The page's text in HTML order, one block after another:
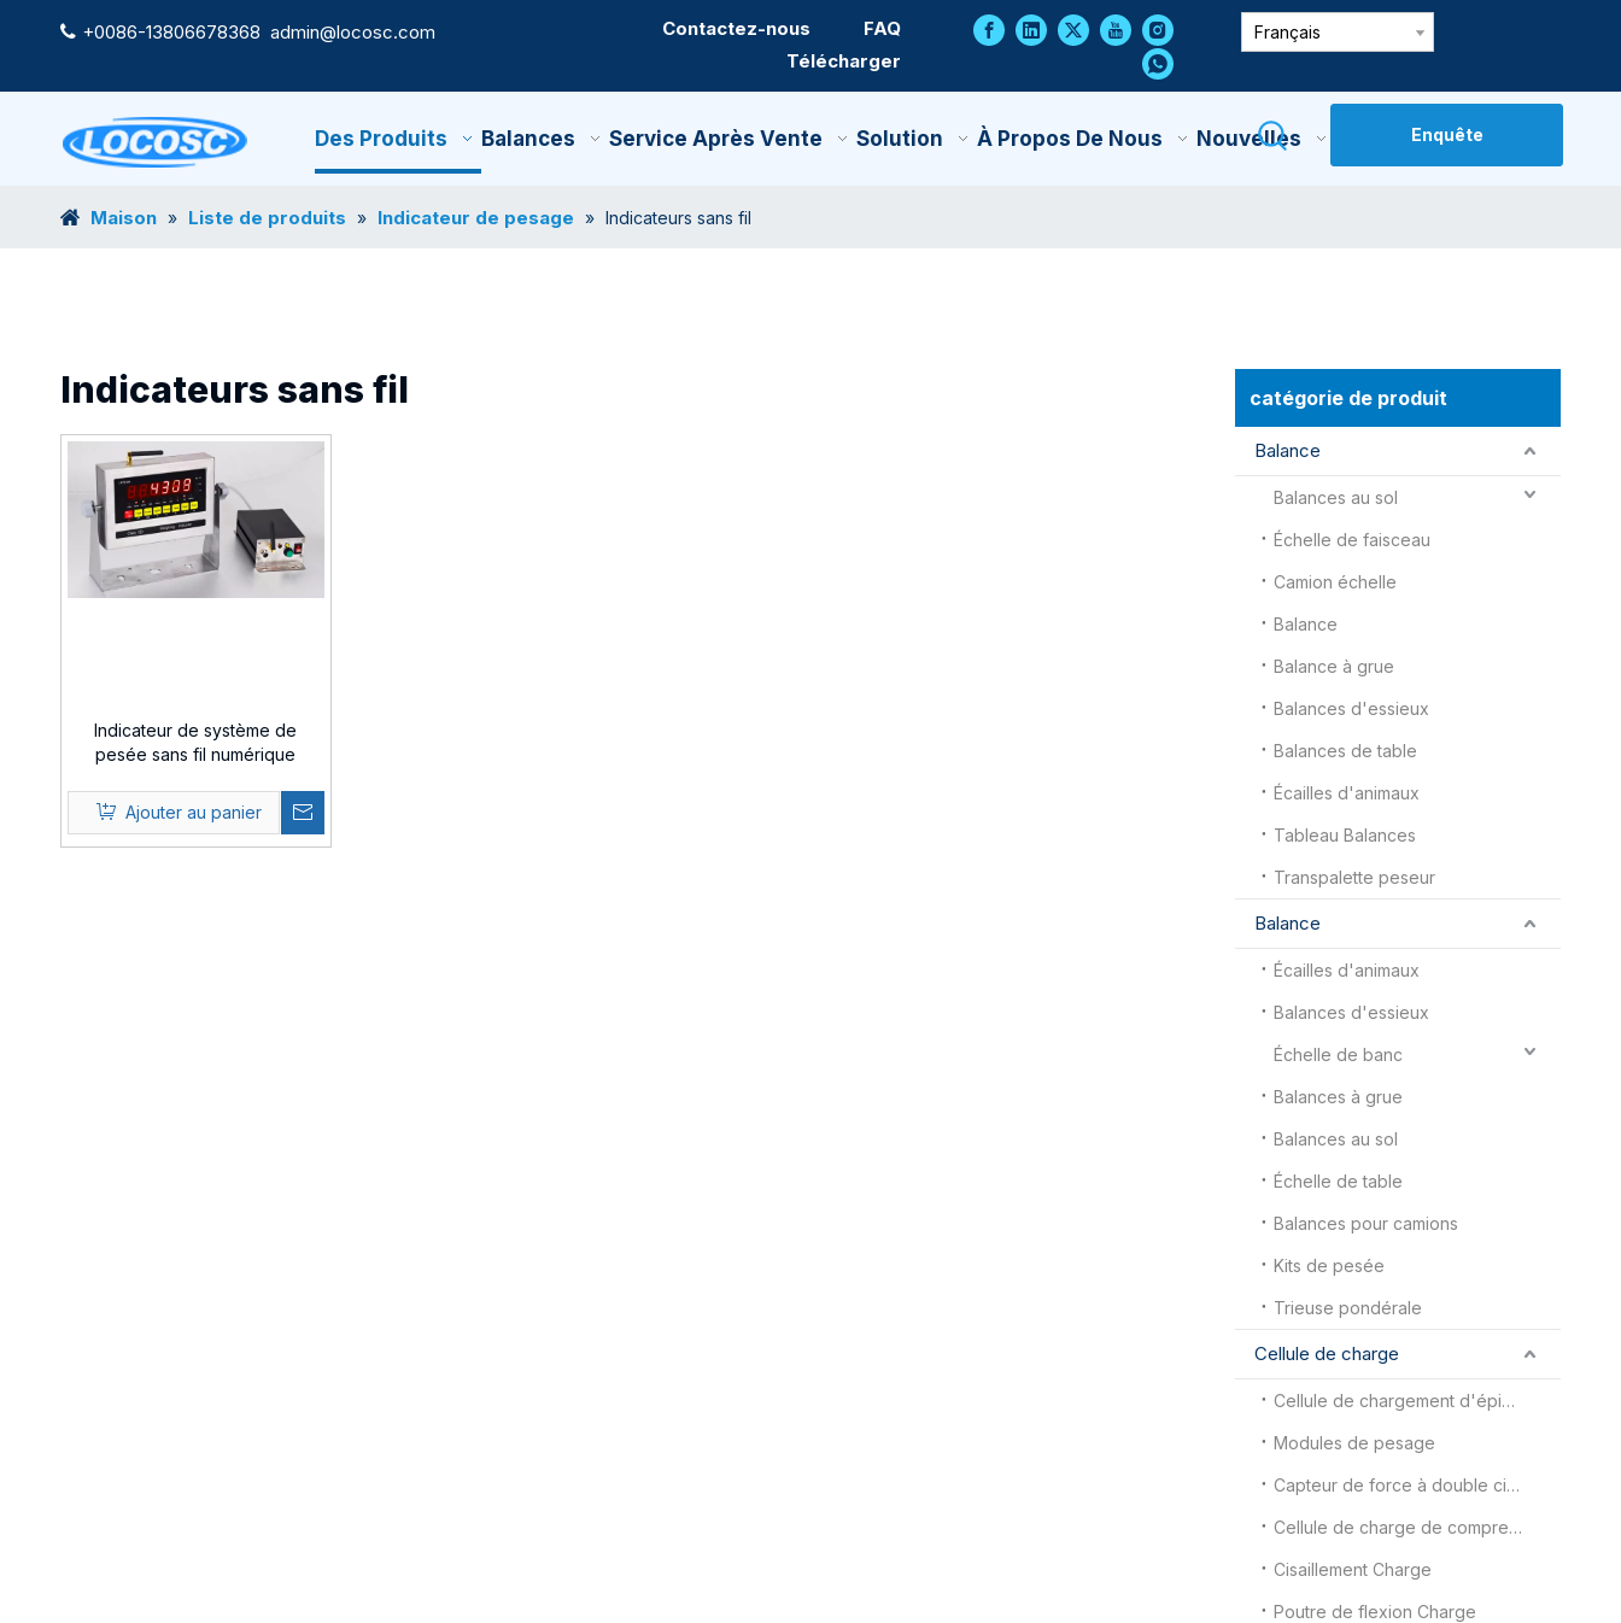
 +0086-13806678368 admin@locosc.com Contactez-nous
FAQ
Télécharger
Français
Des Produits Balances Service Après Vente Solution À Propos De Nous Nouvelles Contactez-Nous
Enquête
Maison » Liste de produits » Indicateur de pesage » Indicateurs sans fil
Indicateurs sans fil
Indicateur de système de
pesée sans fil numérique
Ajouter au panier
catégorie de produit
Balance
Balances au sol
Échelle de faisceau
Camion échelle
Balance
Balance à grue
Balances d'essieux
Balances de table
Écailles d'animaux
Tableau Balances
Transpalette peseur
Balance
Écailles d'animaux
Balances d'essieux
Échelle de banc
Balances à grue
Balances au sol
Échelle de table
Balances pour camions
Kits de pesée
Trieuse pondérale
Cellule de charge
Cellule de chargement d'épingle
Modules de pesage
Capteur de force à double cisaillement
Cellule de charge de compression
Cisaillement Charge
Poutre de flexion Charge